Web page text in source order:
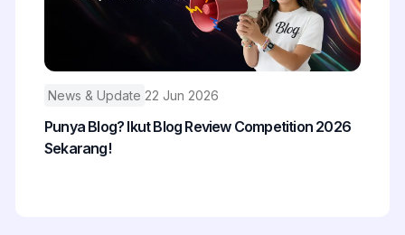
News & Update 22 Jun 2026
Punya Blog? Ikut Blog Review Competition 2026
Sekarang!